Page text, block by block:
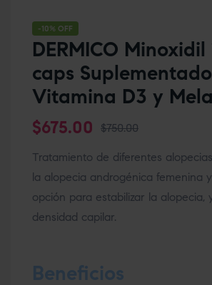
-10% OFF
DERMICO Minoxidil
caps Suplementado
Vitamina D3 y
$750.00
$675.00
Tratamiento de diferentes
la alopecia androgénica femenina
opción para estabilizar la alopecia,
densidad capilar.
Beneficios